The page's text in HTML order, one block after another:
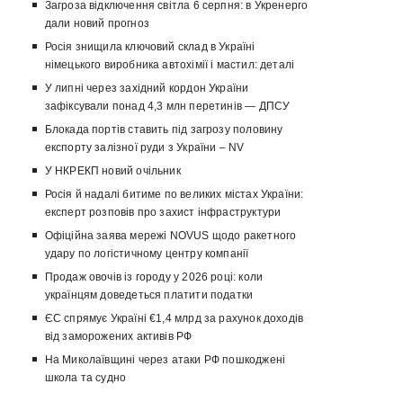
Загроза відключення світла 6 серпня: в Укренерго
дали новий прогноз
Росія знищила ключовий склад в Україні
німецького виробника автохімії і мастил: деталі
У липні через західний кордон України
зафіксували понад 4,3 млн перетинів — ДПСУ
Блокада портів ставить під загрозу половину
експорту залізної руди з України – NV
У НКРЕКП новий очільник
Росія й надалі битиме по великих містах України:
експерт розповів про захист інфраструктури
Офіційна заява мережі NOVUS щодо ракетного
удару по логістичному центру компанії
Продаж овочів із городу у 2026 році: коли
українцям доведеться платити податки
ЄС спрямує Україні €1,4 млрд за рахунок доходів
від заморожених активів РФ
На Миколаївщині через атаки РФ пошкоджені
школа та судно